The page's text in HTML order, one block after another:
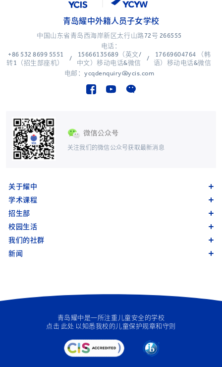
关注我们的微信公众号获取最新消息
青岛耀中外籍人员子女学校
中国山东省青岛西海岸新区太行山路72号 266555
电话：
+86 532 8699 5551
转1（招生部座机）
/
15666135689（英文/
中文）移动电话&微信
/
17669604764 （韩
语）移动电话&微信
电邮：ycqdenquiry@ycis.com
关于耀中
学术课程
招生部
校园生活
我们的社群
新闻
青岛耀中是一所注重儿童安全的学校
点击 此处 以知悉我校的儿童保护规章和守则